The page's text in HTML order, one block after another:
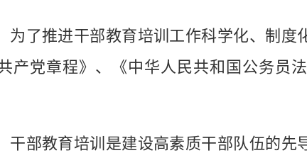
推进干部教育培训工作科学化、制度
产党章程》、《中华人民共和国公务员
教育培训是建设高素质干部队伍的先